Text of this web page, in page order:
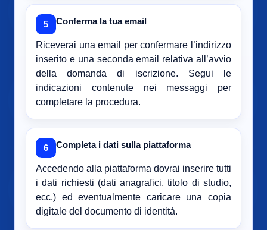
5 Conferma la tua email
Riceverai una email per confermare l’indirizzo
inserito e una seconda email relativa all’avvio
della domanda di iscrizione. Segui le
indicazioni contenute nei messaggi per
completare la procedura.
6 Completa i dati sulla piattaforma
Accedendo alla piattaforma dovrai inserire tutti
i dati richiesti (dati anagrafici, titolo di studio,
ecc.) ed eventualmente caricare una copia
digitale del documento di identità.